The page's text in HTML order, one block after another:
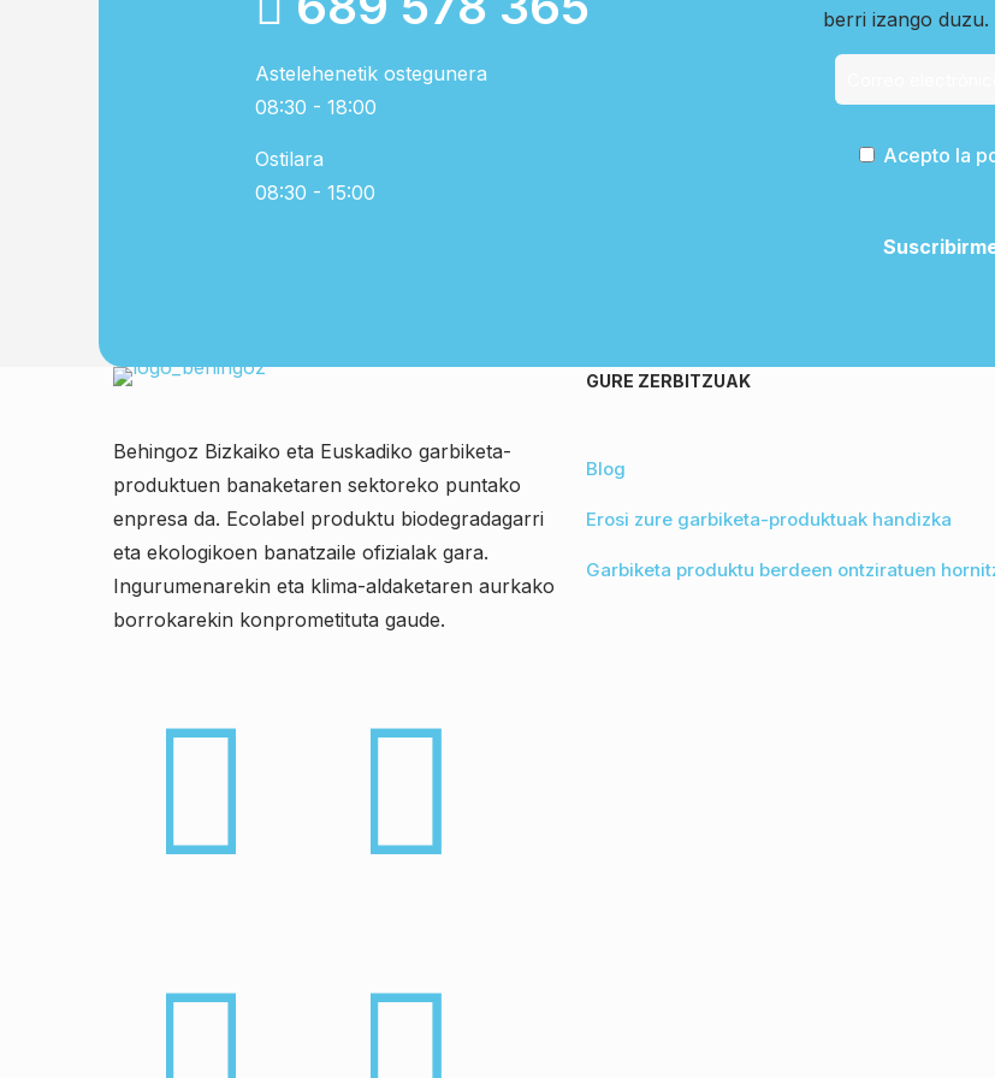
Astelehenetik ostegunera
08:30 - 18:00
Ostilara
08:30 - 15:00
berri izango duzu.
Acepto la
Behingoz Bizkaiko eta Euskadiko garbiketa-
produktuen banaketaren sektoreko puntako
enpresa da. Ecolabel produktu biodegradagarri
eta ekologikoen banatzaile ofizialak gara.
Ingurumenarekin eta klima-aldaketaren aurkako
borrokarekin konprometituta gaude.
GURE ZERBITZUAK
Blog
Erosi zure garbiketa-produktuak handizka
Garbiketa produktu berdeen ontziratuen